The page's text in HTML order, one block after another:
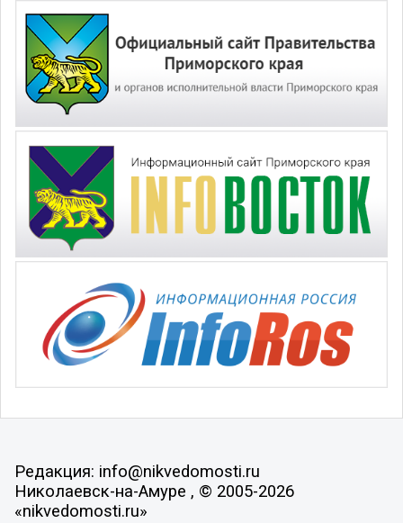
Редакция: info@nikvedomosti.ru
Николаевск-на-Амуре , © 2005-2026
«nikvedomosti.ru»